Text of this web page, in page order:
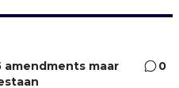
amendments maar
0